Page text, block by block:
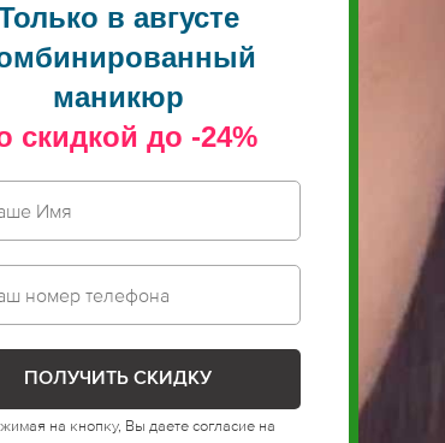
в августе
маникюр
скидкой до -24%
на кнопку, Вы даете согласие на